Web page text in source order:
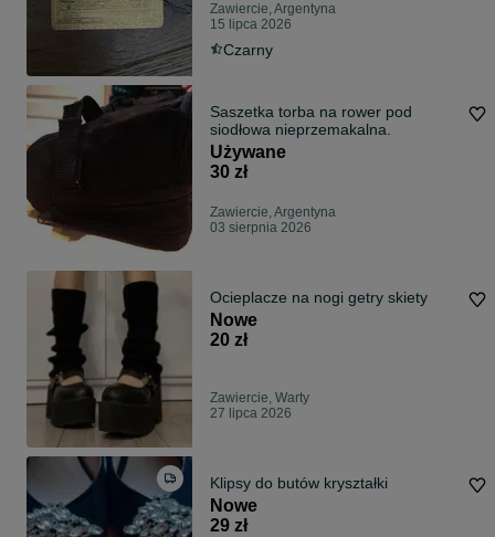
Zawiercie, Argentyna
15 lipca 2026
Czarny
Saszetka torba na rower pod
siodłowa nieprzemakalna.
Używane
30 zł
Zawiercie, Argentyna
03 sierpnia 2026
Ocieplacze na nogi getry skiety
Nowe
20 zł
Zawiercie, Warty
27 lipca 2026
Klipsy do butów kryształki
Nowe
29 zł